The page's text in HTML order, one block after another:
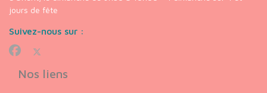
jours de fête
Suivez-nous sur :
Nos liens